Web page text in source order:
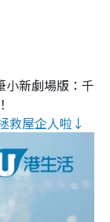
小新劇場版：千
救屋企人啦↓